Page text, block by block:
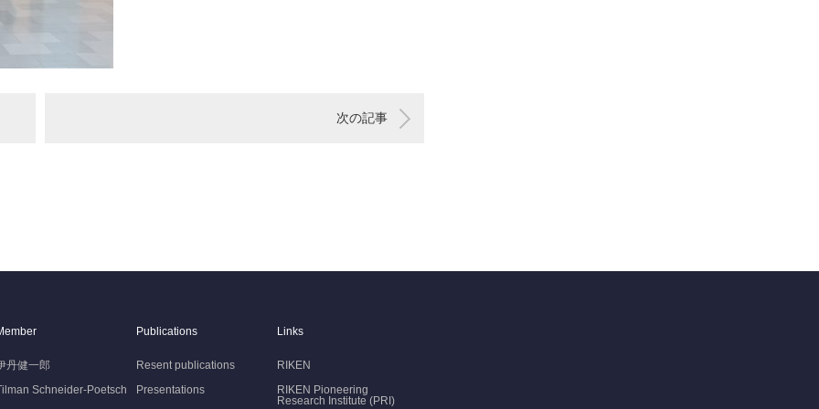
次の記事
丹健一郎
Schneider-Poetsch
Publications
Resent publications
Presentations
Links
RIKEN
RIKEN Pioneering
Research Institute (PRI)